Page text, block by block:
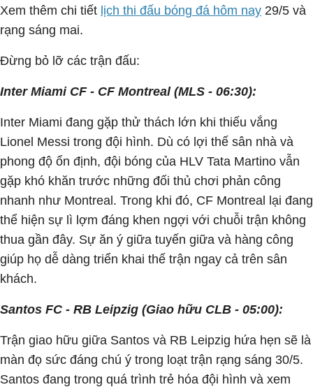
Xem thêm chi tiết lịch thi đấu bóng đá hôm nay 29/5 và
rạng sáng mai.
Đừng bỏ lỡ các trận đấu:
Inter Miami CF - CF Montreal (MLS - 06:30):
Inter Miami đang gặp thử thách lớn khi thiếu vắng
Lionel Messi trong đội hình. Dù có lợi thế sân nhà và
phong độ ổn định, đội bóng của HLV Tata Martino vẫn
gặp khó khăn trước những đối thủ chơi phản công
nhanh như Montreal. Trong khi đó, CF Montreal lại đang
thể hiện sự lì lợm đáng khen ngợi với chuỗi trận không
thua gần đây. Sự ăn ý giữa tuyến giữa và hàng công
giúp họ dễ dàng triển khai thế trận ngay cả trên sân
khách.
Santos FC - RB Leipzig (Giao hữu CLB - 05:00):
Trận giao hữu giữa Santos và RB Leipzig hứa hẹn sẽ là
màn đọ sức đáng chú ý trong loạt trận rạng sáng 30/5.
Santos đang trong quá trình trẻ hóa đội hình và xem